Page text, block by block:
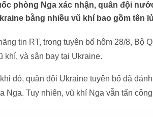
phòng Nga xác nhận, quân đội
bằng nhiều vũ khí bao gồm tên
tin RT, trong tuyên bố hôm 28/8, Bộ
khí, và sân bay tại Ukraine.
đó, quân đội Ukraine tuyên bố đã
Nga. Tuy nhiên, vũ khí Nga vẫn tấn